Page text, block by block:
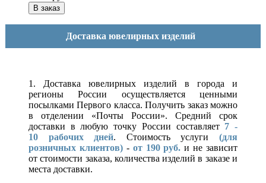
Доставка ювелирных изделий
1. Доставка ювелирных изделий в города и
регионы России осуществляется ценными
посылками Первого класса. Получить заказ можно
в отделении «Почты России». Средний срок
доставки в любую точку России составляет 7 -
10 рабочих дней. Стоимость услуги(для
розничных клиентов)- от 190 руб. и не зависит
от стоимости заказа, количества изделий в заказе и
места доставки.